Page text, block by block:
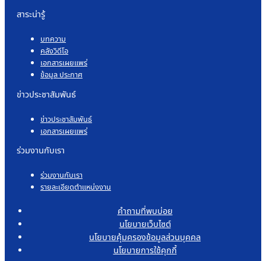
สาระน่ารู้
บทความ
คลังวิดีโอ
เอกสารเผยแพร่
ข้อมูล ประกาศ
ข่าวประชาสัมพันธ์
ข่าวประชาสัมพันธ์
เอกสารเผยแพร่
ร่วมงานกับเรา
ร่วมงานกับเรา
รายละเอียดตำแหน่งงาน
คำถามที่พบบ่อย
นโยบายเว็บไซต์
นโยบายคุ้มครองข้อมูลส่วนบุคคล
นโยบายการใช้คุกกี้